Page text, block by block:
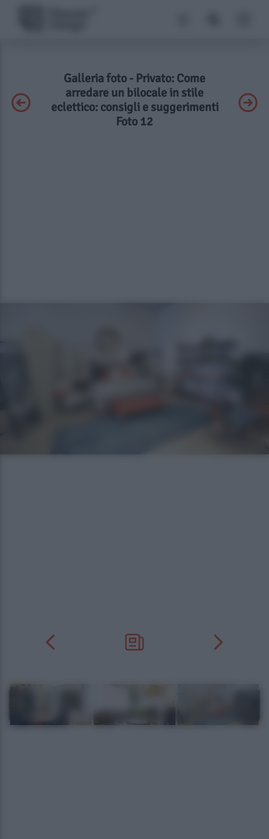
Galleria foto - Privato: Come
arredare un bilocale in stile
eclettico: consigli e suggerimenti
Foto 12